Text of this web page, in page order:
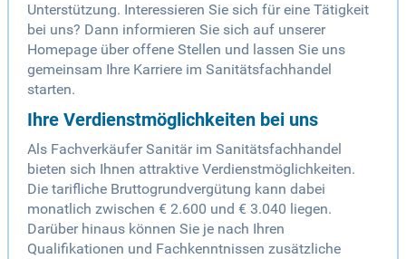
Unterstützung. Interessieren Sie sich für eine Tätigkeit
bei uns? Dann informieren Sie sich auf unserer
Homepage über offene Stellen und lassen Sie uns
gemeinsam Ihre Karriere im Sanitätsfachhandel
starten.
Ihre Verdienstmöglichkeiten bei uns
Als Fachverkäufer Sanitär im Sanitätsfachhandel
bieten sich Ihnen attraktive Verdienstmöglichkeiten.
Die tarifliche Bruttogrundvergütung kann dabei
monatlich zwischen € 2.600 und € 3.040 liegen.
Darüber hinaus können Sie je nach Ihren
Qualifikationen und Fachkenntnissen zusätzliche